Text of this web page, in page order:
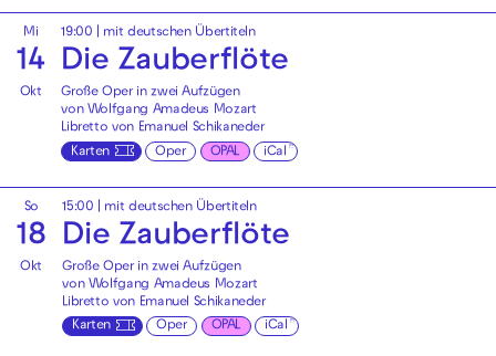
Mi
14
Okt
19:00 mit deutschen Übertiteln
Die Zauberflöte
Große Oper in zwei Aufzügen
von Wolfgang Amadeus Mozart
Libretto von Emanuel Schikaneder
Karten
Oper OPAL iCal
So
18
Okt
15:00 mit deutschen Übertiteln
Die Zauberflöte
Große Oper in zwei Aufzügen
von Wolfgang Amadeus Mozart
Libretto von Emanuel Schikaneder
Karten
Oper OPAL iCal